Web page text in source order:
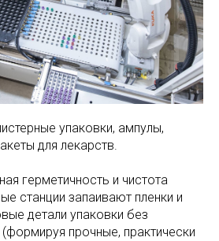
упаковки, ампулы,
для лекарств.
герметичность и чистота
станции запаивают пленки и
детали упаковки без
прочные, практически